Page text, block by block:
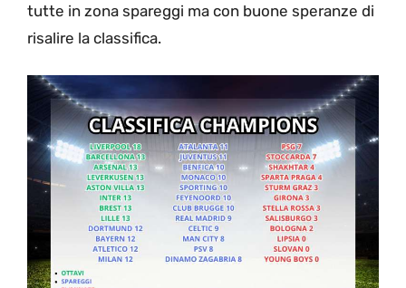
tutte in zona spareggi ma con buone speranze di
risalire la classifica.